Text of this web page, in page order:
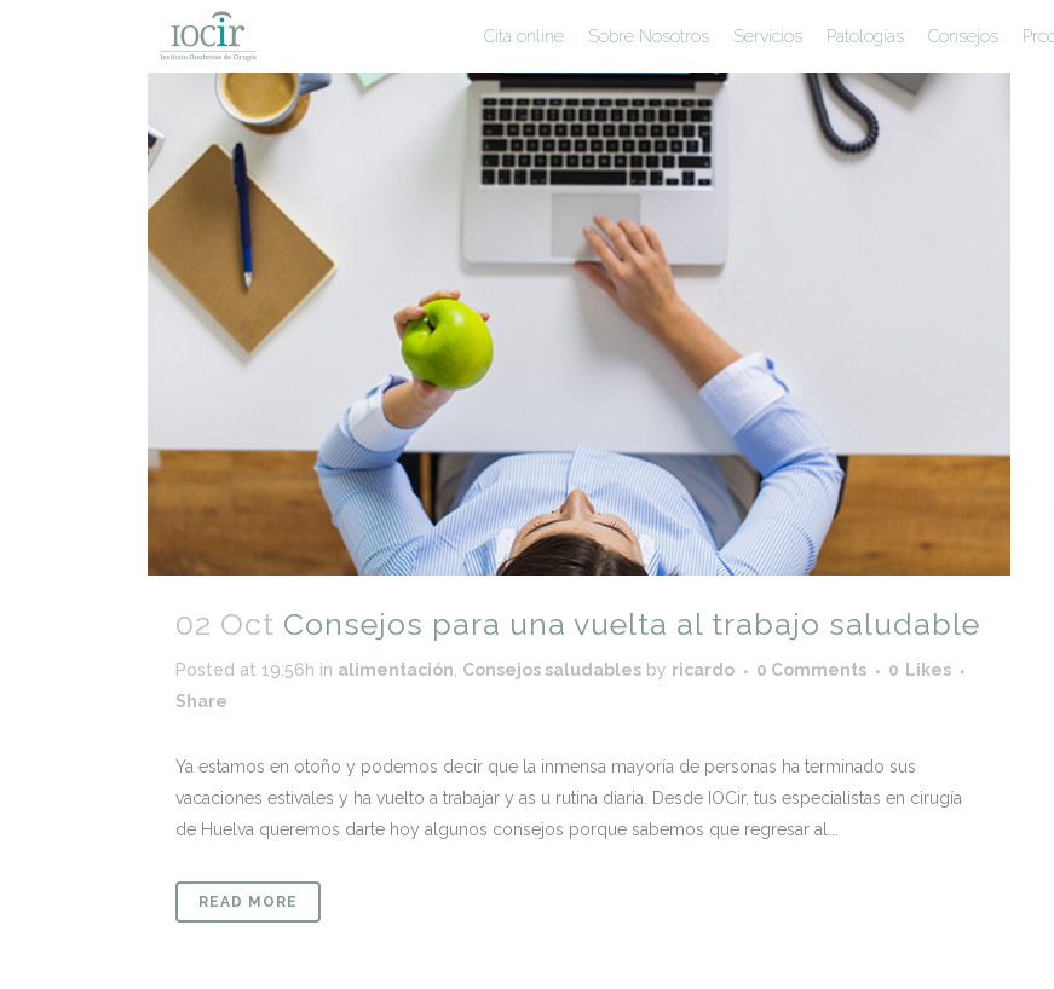
Cita online Sobre Nosotros Servicios Patologías Consejos
02 Oct Consejos para una vuelta al trabajo saludable
Posted at 19:56h in alimentación Consejos saludables by ricardo 0 Comments 0 Likes
Share
Ya estamos en otoño y podemos decir que la inmensa mayoría de personas ha terminado sus
vacaciones estivales y ha vuelto a trabajar y as u rutina diaria. Desde IOCir, tus especialistas en cirugía
de Huelva queremos darte hoy algunos consejos porque sabemos que regresar al...
READ MORE